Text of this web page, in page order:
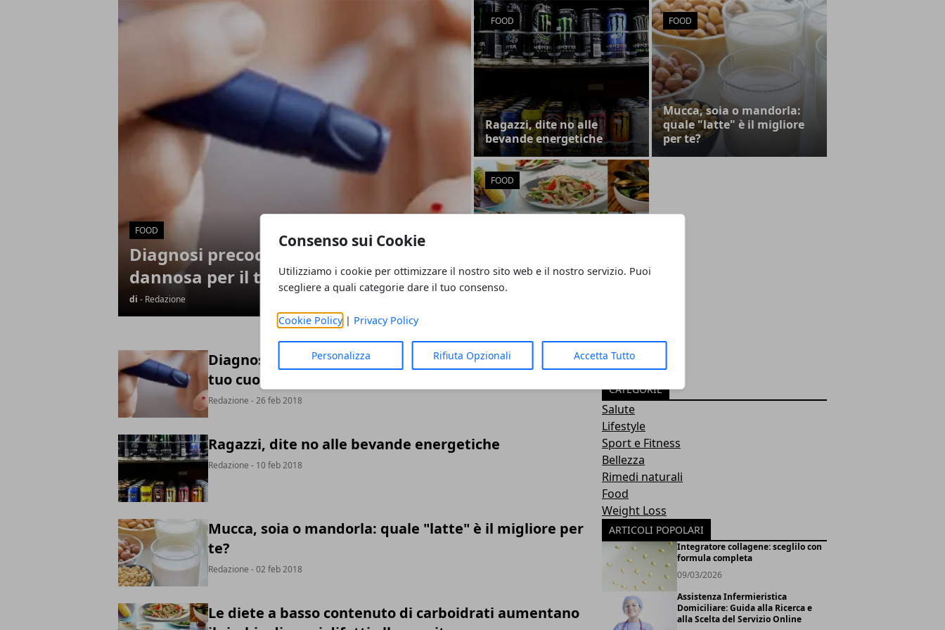
Consenso sui Cookie
Utilizziamo i cookie per ottimizzare il nostro sito web e il nostro servizio. Puoi
scegliere a quali categorie dare il tuo consenso.
Cookie Policy| Privacy Policy
Personalizza Rifiuta Opzionali Accetta Tutto
Articoli in Evidenza
FOOD
Diagnosi precoce del diabete di tipo 2
dannosa per il tuo cuore
di - Redazione
FOOD
Ragazzi, dite no alle
bevande energetiche
FOOD
Mucca, soia o mandorla:
quale "latte" è il migliore
per te?
FOOD
di carboidrati aumentano
il rischio di gravi difetti
Diagnosi precoce del diabete di tipo 2 dannosa per il
tuo cuore
Redazione - 26 feb 2018
Ragazzi, dite no alle bevande energetiche
Redazione - 10 feb 2018
Mucca, soia o mandorla: quale "latte" è il migliore per
te?
Redazione - 02 feb 2018
Le diete a basso contenuto di carboidrati aumentano
CATEGORIE
Salute
Lifestyle
Sport e Fitness
Bellezza
Rimedi naturali
Food
Weight Loss
ARTICOLI POPOLARI
Integratore collagene: sceglilo con
formula completa
09/03/2026
Assistenza Infermieristica
Domiciliare: Guida alla Ricerca e
alla Scelta del Servizio Online